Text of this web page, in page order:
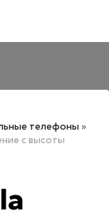
телефоны »
с высоты